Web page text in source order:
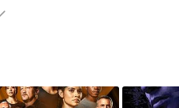
威廉·希尔,戴维·阿姆斯特
等演员精彩演绎的美国电
星辰电影网，更多相关信